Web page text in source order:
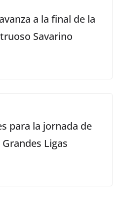
a la final de la
Savarino
para la jornada de
Ligas